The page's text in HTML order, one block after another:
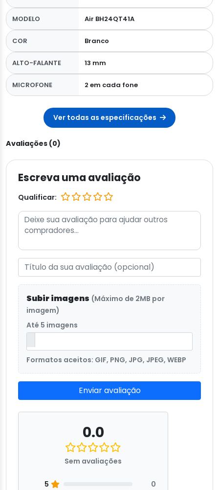
MODELO Air BH24QT41A
COR Branco
ALTO-FALANTE 13 mm
MICROFONE 2 em cada fone
Ver todas as especificações
Avaliações (0)
Escreva uma avaliação
Qualificar:
Subir imagens (Máximo de 2MB por
imagem)
Até 5 imagens
Formatos aceitos: GIF, PNG, JPG, JPEG, WEBP
Enviar avaliação
0.0
Sem avaliações
5
0